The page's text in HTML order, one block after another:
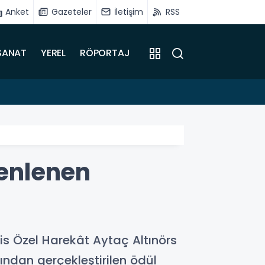
Anket Gazeteler İletişim RSS
YEREL RÖPORTAJ
Özel Harekât Aytaç Altınörs
gerçekleştirilen ödül